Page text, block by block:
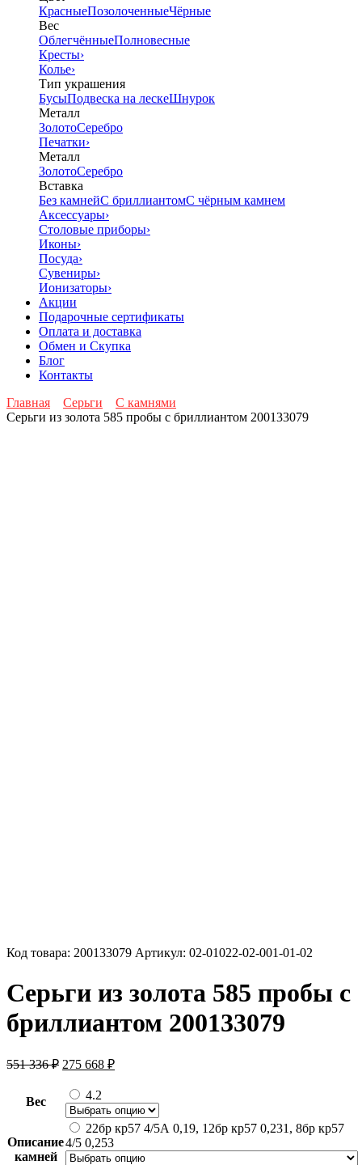
КрасныеПозолоченныеЧёрные
Вес
ОблегчённыеПолновесные
Кресты›
Колье›
Тип украшения
БусыПодвеска на лескеШнурок
Металл
ЗолотоСеребро
Печатки›
Металл
ЗолотоСеребро
Вставка
Без камнейС бриллиантомС чёрным камнем
Аксессуары›
Столовые приборы›
Иконы›
Посуда›
Сувениры›
Ионизаторы›
Акции
Подарочные сертификаты
Оплата и доставка
Обмен и Скупка
Блог
Контакты
Главная
Серьги
С камнями
Серьги из золота 585 пробы с бриллиантом 200133079
Код товара: 200133079 Артикул: 02-01022-02-001-01-02
Серьги из золота 585 пробы с
бриллиантом 200133079
551 336₽ Первоначальная
составляла
551
336 ₽.
275 668 ₽Текущая
668 ₽.
Вес 4.2
Описание
камней
22бр кр57 4/5А 0,19, 12бр кр57 0,231, 8бр кр57
4/5 0,253